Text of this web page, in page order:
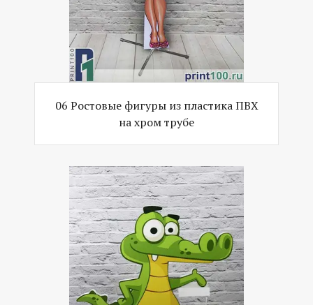
06 Ростовые фигуры из пластика ПВХ
на хром трубе